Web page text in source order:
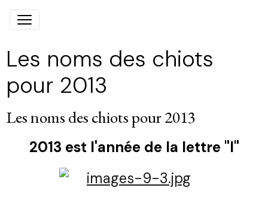
Les noms des chiots
pour 2013
Les noms des chiots pour 2013
2013 est l'année de la lettre "I"